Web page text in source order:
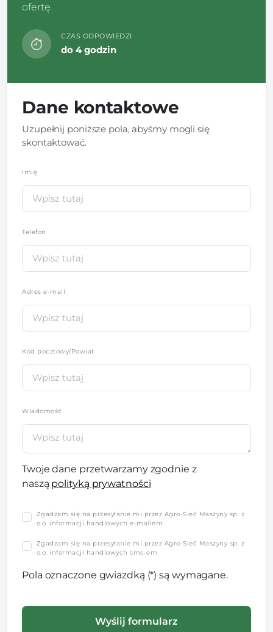
ofertę.
CZAS ODPOWIEDZI
do 4 godzin
Dane kontaktowe
Uzupełnij poniższe pola, abyśmy mogli się
skontaktować.
Imię
Telefon
Adres e-mail
Kod pocztowy/Powiat
Wiadomość
Twoje dane przetwarzamy zgodnie z
naszą polityką prywatności
Zgadzam się na przesyłanie mi przez Agro-Sieć Maszyny sp. z
o.o. informacji handlowych e-mailem
Zgadzam się na przesyłanie mi przez Agro-Sieć Maszyny sp. z
o.o. informacji handlowych sms-em
Pola oznaczone gwiazdką (*) są wymagane.